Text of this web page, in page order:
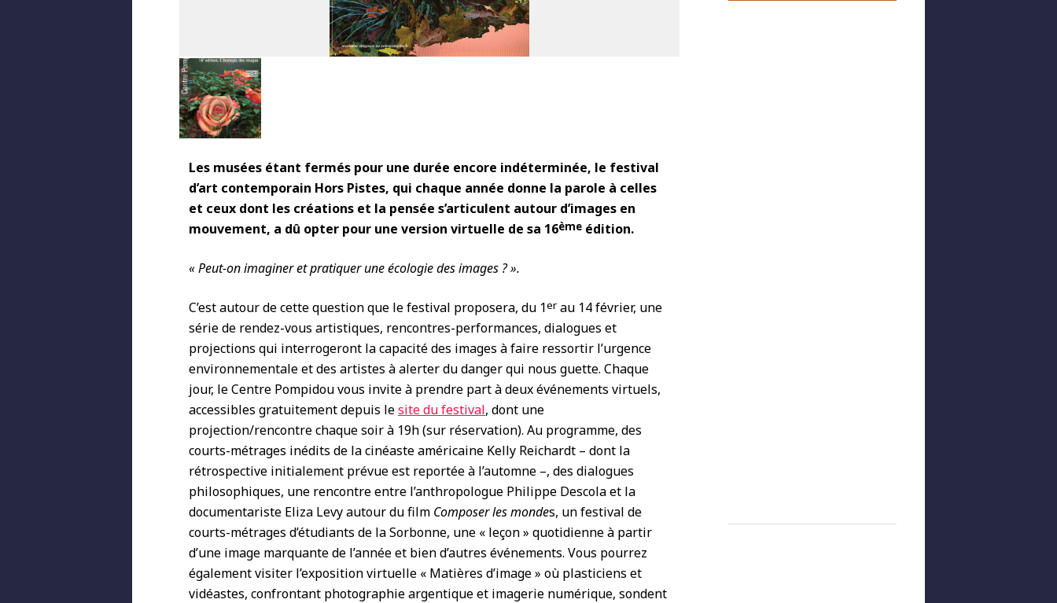
Les musées étant fermés pour une durée encore indéterminée, le festival
d’art contemporain Hors Pistes, qui chaque année donne la parole à celles
et ceux dont les créations et la pensée s’articulent autour d’images en
mouvement, a dû opter pour une version virtuelle de sa 16ème édition.
« Peut-on imaginer et pratiquer une écologie des images ? ».
C’est autour de cette question que le festival proposera, du 1er au 14 février, une
série de rendez-vous artistiques, rencontres-performances, dialogues et
projections qui interrogeront la capacité des images à faire ressortir l’urgence
environnementale et des artistes à alerter du danger qui nous guette. Chaque
jour, le Centre Pompidou vous invite à prendre part à deux événements virtuels,
accessibles gratuitement depuis lesite du festival, dont une
projection/rencontre chaque soir à 19h (sur réservation). Au programme, des
courts-métrages inédits de la cinéaste américaine Kelly Reichardt – dont la
rétrospective initialement prévue est reportée à l’automne –, des dialogues
philosophiques, une rencontre entre l’anthropologue Philippe Descola et la
documentariste Eliza Levy autour du film Composer les mondes, un festival de
courts-métrages d’étudiants de la Sorbonne, une « leçon » quotidienne à partir
d’une image marquante de l’année et bien d’autres événements. Vous pourrez
également visiter l’exposition virtuelle « Matières d’image » où plasticiens et
vidéastes, confrontant photographie argentique et imagerie numérique, sondent